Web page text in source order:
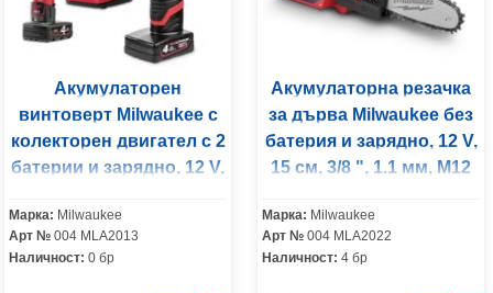
Акумулаторен
винтоверт Milwaukee с
колекторен двигател с 2
батерии и зарядно, 12 V,
BDD-402C
Марка: Milwaukee
Арт № 004 MLA2013
Наличност: 0 бр
Акумулаторна резачка
за дърва Milwaukee без
батерия и зарядно, 12 V,
15 см, 3/8 ", 1.1 мм, M12
Марка: Milwaukee
Арт № 004 MLA2022
Наличност: 4 бр